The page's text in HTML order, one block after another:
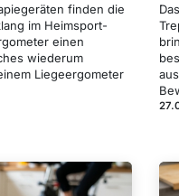
finden die
im Heimsport-
einen
wiederum
Liegeergometer